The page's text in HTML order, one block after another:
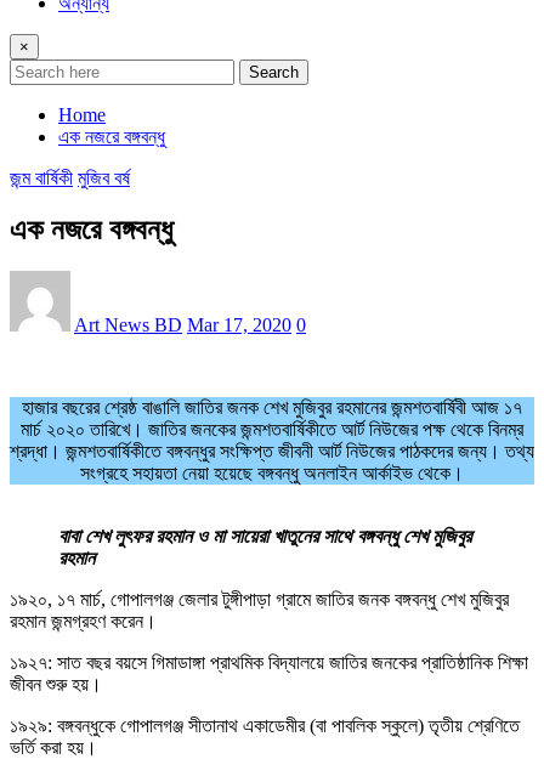
×
Search
Home
এক নজরে বঙ্গবন্ধু
জন্ম বার্ষিকী মুজিব বর্ষ
এক নজরে বঙ্গবন্ধু
Art News BD Mar 17, 2020 0
হাজার বছরের শ্রেষ্ঠ বাঙালি জাতির জনক শেখ মুজিবুর রহমানের জন্মশতবার্ষিবী আজ ১৭
মার্চ ২০২০ তারিখে। জাতির জনকের জন্মশতবার্ষিকীতে আর্ট নিউজের পক্ষ থেকে বিনম্র
শ্রদ্ধা। জন্মশতবার্ষিকীতে বঙ্গবন্ধুর সংক্ষিপ্ত জীবনী আর্ট নিউজের পাঠকদের জন্য। তথ্য
সংগ্রহে সহায়তা নেয়া হয়েছে বঙ্গবন্ধু অনলাইন আর্কাইভ থেকে।
বাবা শেখ লুৎফর রহমান ও মা সায়েরা খাতুনের সাথে বঙ্গবন্ধু শেখ মুজিবুর
রহমান
১৯২০, ১৭ মার্চ, গোপালগঞ্জ জেলার টুঙ্গীপাড়া গ্রামে জাতির জনক বঙ্গবন্ধু শেখ মুজিবুর
রহমান জন্মগ্রহণ করেন।
১৯২৭: সাত বছর বয়সে গিমাডাঙ্গা প্রাথমিক বিদ্যালয়ে জাতির জনকের প্রাতিষ্ঠানিক শিক্ষা
জীবন শুরু হয়।
১৯২৯: বঙ্গবন্ধুকে গোপালগঞ্জ সীতানাথ একাডেমীর (বা পাবলিক স্কুলে) তৃতীয় শ্রেণিতে
ভর্তি করা হয়।